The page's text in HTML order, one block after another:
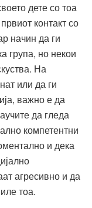
дете со тоа
контакт со
начин да ги
група, но некои
На
или да ги
важно е да
да гледа
компетентни
и дека
агресивно и да
тоа.